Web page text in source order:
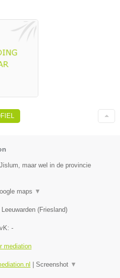
maar wel in de provincie
maps ▼
Leeuwarden (Friesland)
-
mediation
Screenshot ▼